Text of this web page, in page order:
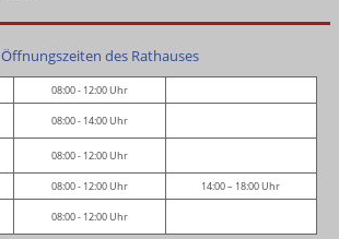
Öffnungszeiten des Rathauses
08:00 - 12:00 Uhr
08:00 - 14:00 Uhr
08:00 - 12:00 Uhr
08:00 - 12:00 Uhr 14:00 – 18:00 Uhr
08:00 - 12:00 Uhr